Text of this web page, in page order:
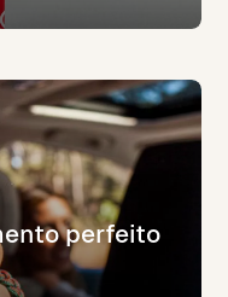
perfeito